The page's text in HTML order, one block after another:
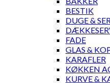
BESTIK
DUGE &
FADE
GLAS &
KARAFLER
KØKKEN
KURVE &